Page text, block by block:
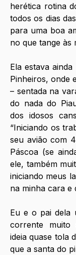
herética rotina
todos os dias
para uma boa
no que tange às
Ela estava
Pinheiros, onde
– sentada na
do nada do
dos idosos
“Iniciando os
seu avião com
Páscoa (se
ele, também
iniciando meus
na minha cara e
Eu e o pai dela
corrente muito
ideia quase tola
que a santa do